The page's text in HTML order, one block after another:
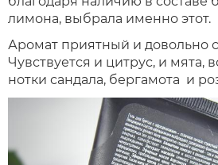
лимона, выбрала именно этот.
Аромат приятный и довольно
Чувствуется и цитрус, и мята,
нотки сандала, бергамота и